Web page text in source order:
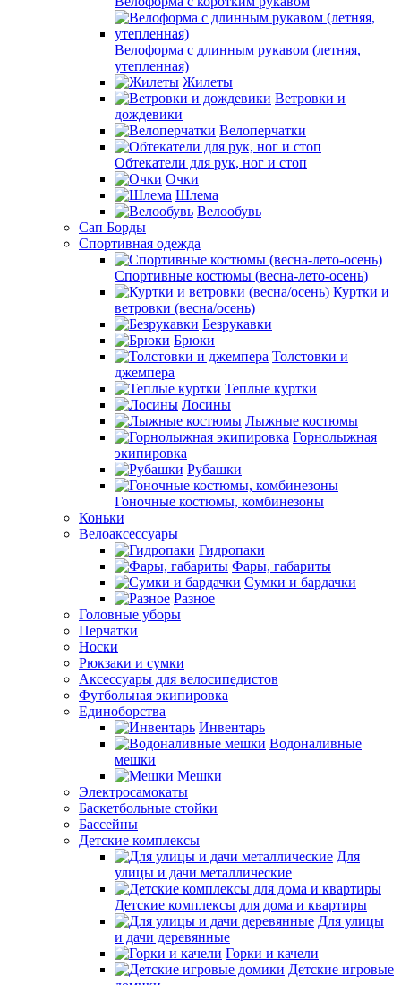
Велоформа с длинным рукавом (летняя,
утепленная)
Жилеты
Ветровки и
дождевики
Велоперчатки
Обтекатели для рук, ног и стоп
Очки
Шлема
Велообувь
Сап Борды
Спортивная одежда
Спортивные костюмы (весна-лето-осень)
Куртки и
ветровки (весна/осень)
Безрукавки
Брюки
Толстовки и
джемпера
Теплые куртки
Лосины
Лыжные костюмы
Горнолыжная
экипировка
Рубашки
Гоночные костюмы, комбинезоны
Коньки
Велоаксессуары
Гидропаки
Фары, габариты
Сумки и бардачки
Разное
Головные уборы
Перчатки
Носки
Рюкзаки и сумки
Аксессуары для велосипедистов
Футбольная экипировка
Единоборства
Инвентарь
Водоналивные
мешки
Мешки
Электросамокаты
Баскетбольные стойки
Бассейны
Детские комплексы
Для
улицы и дачи металлические
Детские комплексы для дома и квартиры
Для улицы
и дачи деревянные
Горки и качели
Детские игровые